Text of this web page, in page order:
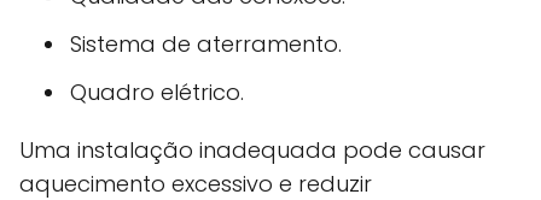
Sistema de aterramento.
Quadro elétrico.
Uma instalação inadequada pode causar
aquecimento excessivo e reduzir